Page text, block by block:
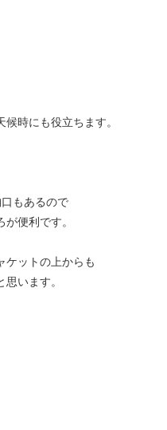
時にも役立ちます。
もあるので
便利です。
ケットの上からも
います。